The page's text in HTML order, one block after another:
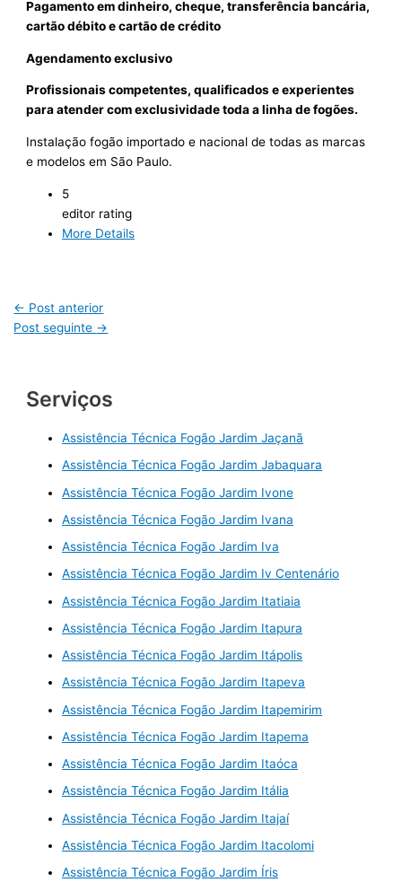
Pagamento em dinheiro, cheque, transferência bancária,
cartão débito e cartão de crédito
Agendamento exclusivo
Profissionais competentes, qualificados e experientes
para atender com exclusividade toda a linha de fogões.
Instalação fogão importado e nacional de todas as marcas
e modelos em São Paulo.
5
editor rating
More Details
← Post anterior
Post seguinte →
Serviços
Assistência Técnica Fogão Jardim Jaçanã
Assistência Técnica Fogão Jardim Jabaquara
Assistência Técnica Fogão Jardim Ivone
Assistência Técnica Fogão Jardim Ivana
Assistência Técnica Fogão Jardim Iva
Assistência Técnica Fogão Jardim Iv Centenário
Assistência Técnica Fogão Jardim Itatiaia
Assistência Técnica Fogão Jardim Itapura
Assistência Técnica Fogão Jardim Itápolis
Assistência Técnica Fogão Jardim Itapeva
Assistência Técnica Fogão Jardim Itapemirim
Assistência Técnica Fogão Jardim Itapema
Assistência Técnica Fogão Jardim Itaóca
Assistência Técnica Fogão Jardim Itália
Assistência Técnica Fogão Jardim Itajaí
Assistência Técnica Fogão Jardim Itacolomi
Assistência Técnica Fogão Jardim Íris